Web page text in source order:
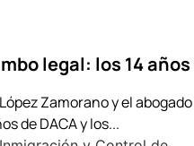
legal: los 14 años
Zamorano y el abogado
de DACA y los...